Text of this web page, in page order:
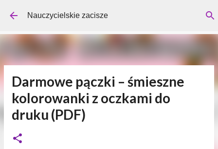
Przejdź do głównej zawartości
Nauczycielskie zacisze
Darmowe pączki – śmieszne
kolorowanki z oczkami do
druku (PDF)